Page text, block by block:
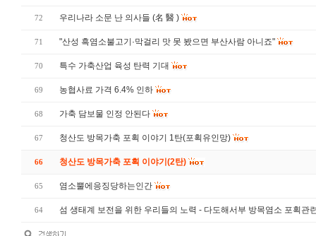
72 우리나라 소문 난 의사들 (名 醫 )
71 "산성 흑염소불고기·막걸리 맛 못 봤으면 부산사람 아니죠"
70 특수 가축산업 육성 탄력 기대
69 농협사료 가격 6.4% 인하
68 가축 담보물 인정 안된다
67 청산도 방목가축 포획 이야기 1탄(포획유인망)
66 청산도 방목가축 포획 이야기(2탄)
65 염소뿔에응징당하는인간
64 섬 생태계 보전을 위한 우리들의 노력 - 다도해서부 방목염소 포획관